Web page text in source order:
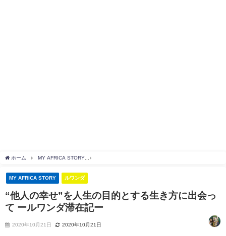
ホーム MY AFRICA STORY
MY AFRICA STORY ルワンダ
“他人の幸せ”を人生の目的とする生き方に出会っ
て ールワンダ滞在記ー
2020年10月21日 2020年10月21日